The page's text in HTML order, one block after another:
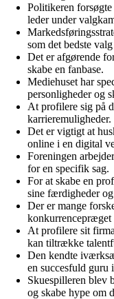
Politikeren
leder under
som det bedste
Det er afgørende
skabe en fanbase.
Mediehuset har
personligheder og
At profilere sig på
karrieremuligheder.
Det er vigtigt at
online i en digital
Foreningen
for en specifik sag.
For at skabe en
sine færdigheder
Der er mange
konkurrencepræget
At profilere sit
kan tiltrække
Den kendte
en succesfuld guru
Skuespilleren blev
og skabe hype om